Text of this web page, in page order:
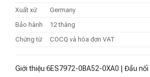
Xuất xứ
Germany
Bảo hành
12 tháng
Chứng từ
COCQ và hóa đơn VAT
Giới thiệu 6ES7972-0BA52-0XA0 | Đầu nối